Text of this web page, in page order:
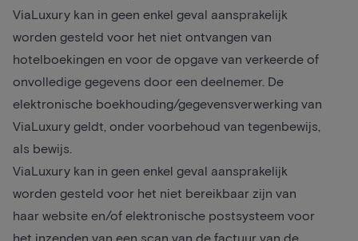
ViaLuxury kan in geen enkel geval aansprakelijk
worden gesteld voor het niet ontvangen van
hotelboekingen en voor de opgave van verkeerde of
onvolledige gegevens door een deelnemer. De
elektronische boekhouding/gegevensverwerking van
ViaLuxury geldt, onder voorbehoud van tegenbewijs,
als bewijs.
ViaLuxury kan in geen enkel geval aansprakelijk
worden gesteld voor het niet bereikbaar zijn van
haar website en/of elektronische postsysteem voor
het inzenden van een scan van de factuur van de